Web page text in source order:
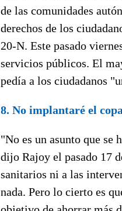
de las comunidades
derechos de los
20-N. Este pasado
servicios públicos. El
pedía a los ciudadanos
8. No implantaré el
"No es un asunto que se
dijo Rajoy el pasado 17
sanitarios ni a las
nada. Pero lo cierto es